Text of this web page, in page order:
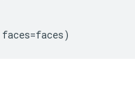
faces=faces)